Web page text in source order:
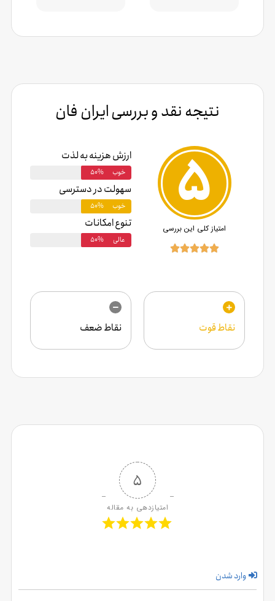
نتیجه نقد و بررسی ایران فان
امتیاز کلی این بررسی
5





ارزش هزینه به لذت
خوب 50%
سهولت در دسترسی
خوب 50%
تنوع امکانات
عالی 50%
نقاط قوت نقاط ضعف
5
امتیازدهی به مقاله
وارد شدن